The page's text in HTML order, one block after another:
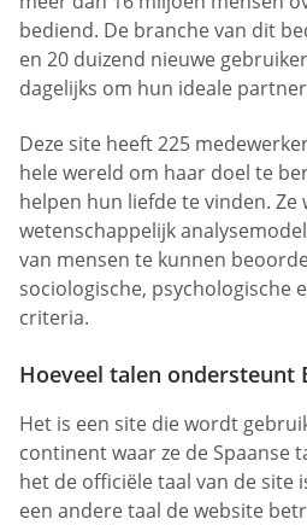
bediend. De branche van dit
en 20 duizend nieuwe
dagelijks om hun ideale
Deze site heeft 225
hele wereld om haar doel te
helpen hun liefde te vinden. Ze
wetenschappelijk
van mensen te kunnen
sociologische, psychologische
criteria.
Hoeveel talen ondersteunt
Het is een site die wordt
continent waar ze de Spaanse
het de officiële taal van de site
een andere taal de website